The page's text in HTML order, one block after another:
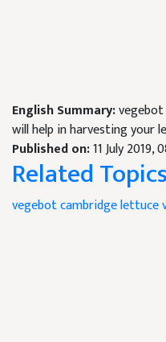
English Summary:
will help in harvesting your
Published on:11 July 2019,
Related Topics
vegebotcambridgelettuce